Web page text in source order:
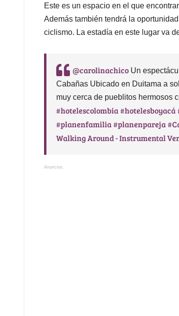
Este es un espacio en el que
Además también tendrá la
ciclismo. La estadía en este lugar va
@carolinachico Un
Cabañas Ubicado en Duitama a
muy cerca de pueblitos hermosos
#hotelescolombia#hotelesboyacá
#planenfamilia#planenpareja
Walking Around - Instrumental
Anuncios.